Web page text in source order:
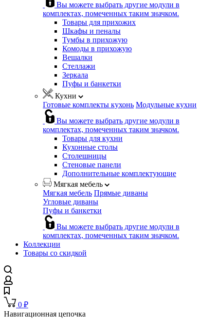
Вы можете выбрать другие модули в
комплектах, помеченных таким значком.
Товары для прихожих
Шкафы и пеналы
Тумбы в прихожую
Комоды в прихожую
Вешалки
Стеллажи
Зеркала
Пуфы и банкетки
Кухни
Готовые комплекты кухонь Модульные кухни
Вы можете выбрать другие модули в
комплектах, помеченных таким значком.
Товары для кухни
Кухонные столы
Столешницы
Стеновые панели
Дополнительные комплектующие
Мягкая мебель
Мягкая мебель Прямые диваны
Угловые диваны
Пуфы и банкетки
Вы можете выбрать другие модули в
комплектах, помеченных таким значком.
Коллекции
Товары со скидкой
0 ₽
Навигационная цепочка